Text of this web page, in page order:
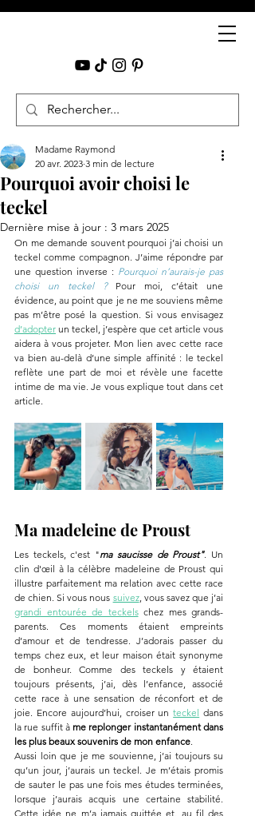
Pourquoi avoir choisi le
teckel
Madame Raymond
20 avr. 2023 3 min de lecture
Dernière mise à jour : 3 mars 2025
On me demande souvent pourquoi j’ai choisi un
teckel comme compagnon. J’aime répondre par
une question inverse : Pourquoi n’aurais-je pas
choisi un teckel ? Pour moi, c’était une
évidence, au point que je ne me souviens même
d’adopter un teckel, j’espère que cet article vous
aidera à vous projeter. Mon lien avec cette race
va bien au-delà d’une simple affinité : le teckel
reflète une part de moi et révèle une facette
intime de ma vie. Je vous explique tout dans cet
article.
Ma madeleine de Proust
Les teckels, c'est "ma saucisse de Proust". Un
clin d'œil à la célèbre madeleine de Proust qui
illustre parfaitement ma relation avec cette race
de chien. Si vous nous suivez
grandi entourée de teckels chez mes grands-
parents. Ces moments étaient empreints
d’amour et de tendresse. J’adorais passer du
temps chez eux, et leur maison était synonyme
de bonheur. Comme des teckels y étaient
toujours présents, j’ai, dès l’enfance, associé
cette race à une sensation de réconfort et de
joie. Encore aujourd’hui, croiser un teckel dans
la rue suffit à me replonger instantanément dans
les plus beaux souvenirs de mon enfance.
Aussi loin que je me souvienne, j’ai toujours su
qu’un jour, j’aurais un teckel. Je m’étais promis
de sauter le pas une fois mes études terminées,
lorsque j’aurais acquis une certaine stabilité.
Cette idée ne m’a jamais quittée et, au fil des